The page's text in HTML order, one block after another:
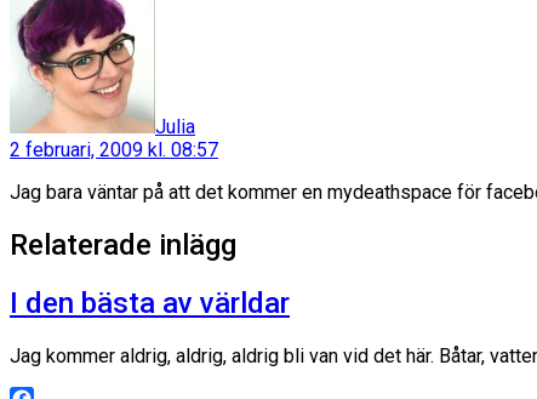
Julia
2 februari, 2009 kl. 08:57
Jag bara väntar på att det kommer en mydeathspace för
Relaterade inlägg
I den bästa av världar
Jag kommer aldrig, aldrig, aldrig bli van vid det här. Båtar,